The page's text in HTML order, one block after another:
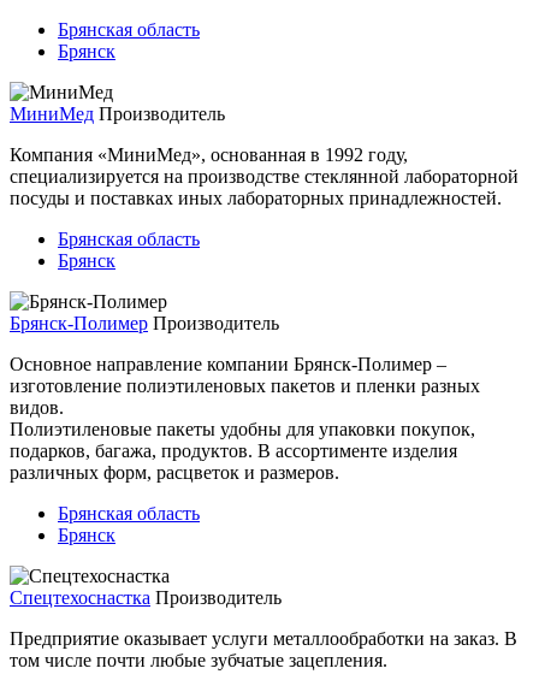
Брянская область
Брянск
МиниМед Производитель
Компания «МиниМед», основанная в 1992 году,
специализируется на производстве стеклянной лабораторной
посуды и поставках иных лабораторных принадлежностей.
Брянская область
Брянск
Брянск-Полимер Производитель
Основное направление компании Брянск-Полимер –
изготовление полиэтиленовых пакетов и пленки разных
видов.
Полиэтиленовые пакеты удобны для упаковки покупок,
подарков, багажа, продуктов. В ассортименте изделия
различных форм, расцветок и размеров.
Брянская область
Брянск
Спецтехоснастка Производитель
Предприятие оказывает услуги металлообработки на заказ. В
том числе почти любые зубчатые зацепления.